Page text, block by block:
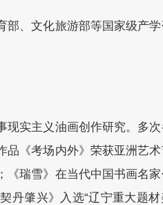
、文化旅游部等国家级产学
现实主义油画创作研究。多
《考场内外》荣获亚洲艺
瑞雪》在当代中国书画名
丹肇兴》入选“辽宁重大题材